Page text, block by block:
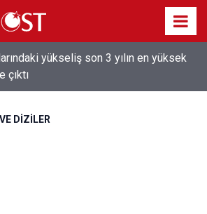
sekiz kişi hakkında savcılığa suç
DİZİLER